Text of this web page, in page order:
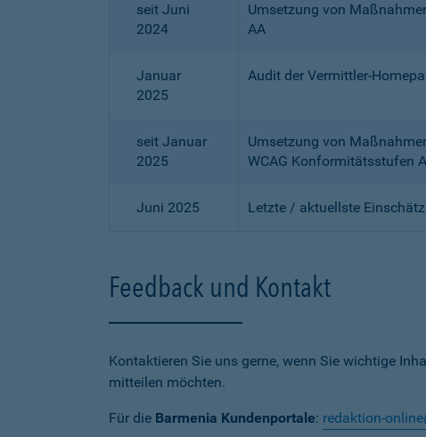
seit Juni
2024
Umsetzung von
AA
Januar
2025
Audit der Vermittler-
seit Januar
2025
Umsetzung von
WCAG Konformitätsstufen
Juni 2025 Letzte / aktuellste
Feedback und Kontakt
Kontaktieren Sie uns gerne, wenn Sie wichtige
mitteilen möchten.
Für die Barmenia Kundenportale: redaktion-